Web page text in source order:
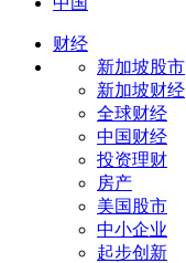
财经
新加坡股市
新加坡财经
全球财经
中国财经
投资理财
房产
美国股市
中小企业
起步创新